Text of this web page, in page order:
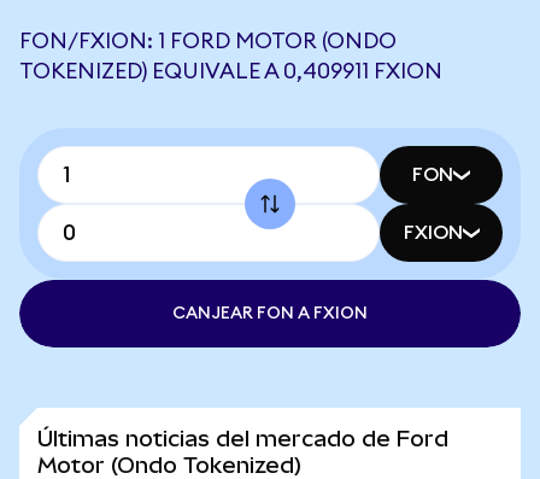
FON/FXION: 1 FORD MOTOR (ONDO
TOKENIZED) EQUIVALE A 0,409911 FXION
FON
FXION
CANJEAR FON A FXION
Últimas noticias del mercado de Ford
Motor (Ondo Tokenized)